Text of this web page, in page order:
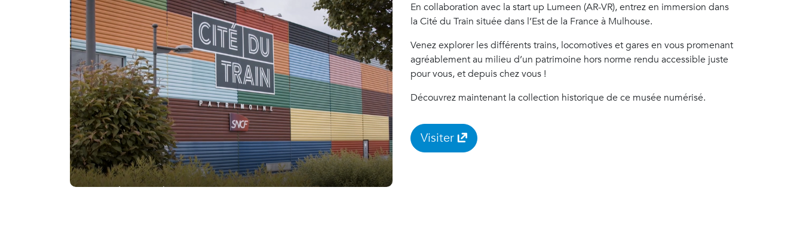
En collaboration avec la start up Lumeen (AR-VR), entrez en immersion dans
la Cité du Train située dans l’Est de la France à Mulhouse.
Venez explorer les différents trains, locomotives et gares en vous promenant
agréablement au milieu d’un patrimoine hors norme rendu accessible juste
pour vous, et depuis chez vous !
Découvrez maintenant la collection historique de ce musée numérisé.
Visiter